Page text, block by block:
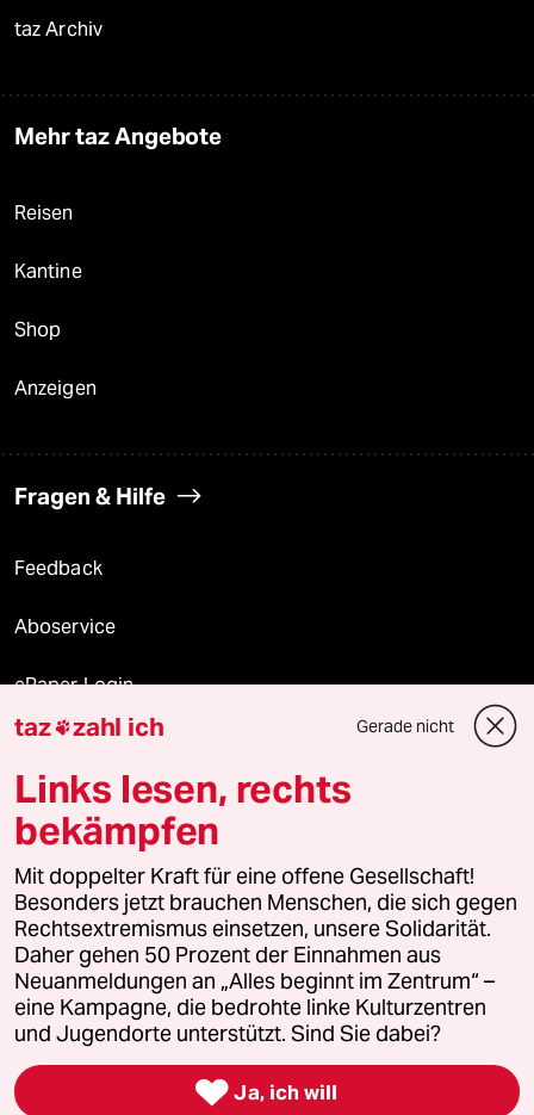
taz Archiv
Mehr taz Angebote
Reisen
Kantine
Shop
Anzeigen
Fragen & Hilfe
Feedback
Aboservice
ePaper Login
Downloads für Abonnierende
© 2026 taz Verlags und Vertriebs GmbH
Alle Rechte vorbehalten. Bei rechtlichen Fragen oder für Genehmigungen
wenden Sie sich bitte an
lizenzen@taz.de
Feedback Redaktionsstatut Kommune-Richtlinien
Leitlinie Informant Datenschutz Impressum AGB
Seitenwende Einwilligungen widerrufen (Ads)
taz zahl ich Gerade nicht
Links lesen, rechts
bekämpfen
Mit doppelter Kraft für eine offene Gesellschaft!
Besonders jetzt brauchen Menschen, die sich gegen
Rechtsextremismus einsetzen, unsere Solidarität.
Daher gehen 50 Prozent der Einnahmen aus
Neuanmeldungen an „Alles beginnt im Zentrum“ –
eine Kampagne, die bedrohte linke Kulturzentren
und Jugendorte unterstützt. Sind Sie dabei?
 Ja, ich will